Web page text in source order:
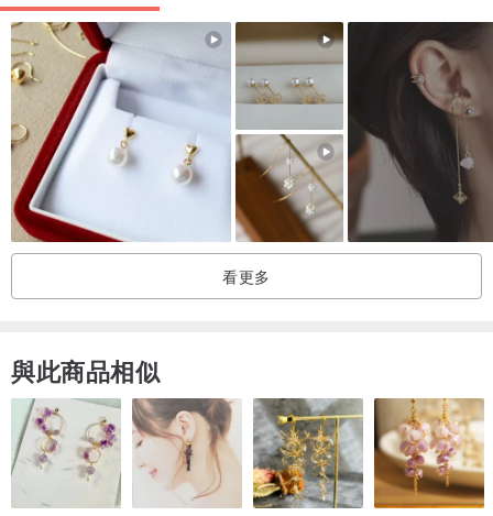
有歲月的痕跡，如果要求〝全新〞商品者，請勿下標哦！
2. 版主現居美國，所以我們的貨源都是跟美國的古董珠寶店合作或是
美國人家族傳授下來的私人收藏，商品都有按照古董店專業標準進行
消毒，而外我們有專業超音波儀器進行清潔，並再用蘇打水和酒精再
清洗一次，換上全新的耳堵或耳墊，期望能讓我們的客人有最好的佩
戴體驗。
3.如果有任何細節疑問，或是需要看更多照片，歡迎聯絡設計師，我
們會盡力給予最詳細的資料和照片細節。
同，購買之前可以再三跟我們確認是否符合自己的要求。
5.開幕優惠：凡購買會不定時贈送復古小禮，若到臉書或IG粉專按
讚，享有優惠100的折扣。
看更多
與此商品相似